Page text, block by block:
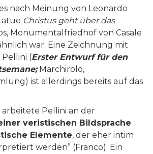
nach Meinung von Leonardo
Christus geht über das
Monumentalfriedhof von Casale
war. Eine Zeichnung mit
(Erster Entwurf für den
Marchirolo,
ist allerdings bereits auf das
arbeitete Pellini an der
veristischen Bildsprache
Elemente, der eher intim
werden” (Franco). Ein